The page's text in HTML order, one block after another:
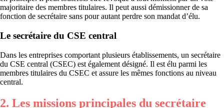
majoritaire des membres titulaires. Il peut aussi démissionner de sa
fonction de secrétaire sans pour autant perdre son mandat d’élu.
Le secrétaire du CSE central
Dans les entreprises comportant plusieurs établissements, un secrétaire
du CSE central (CSEC) est également désigné. Il est élu parmi les
membres titulaires du CSEC et assure les mêmes fonctions au niveau
central.
2. Les missions principales du secrétaire